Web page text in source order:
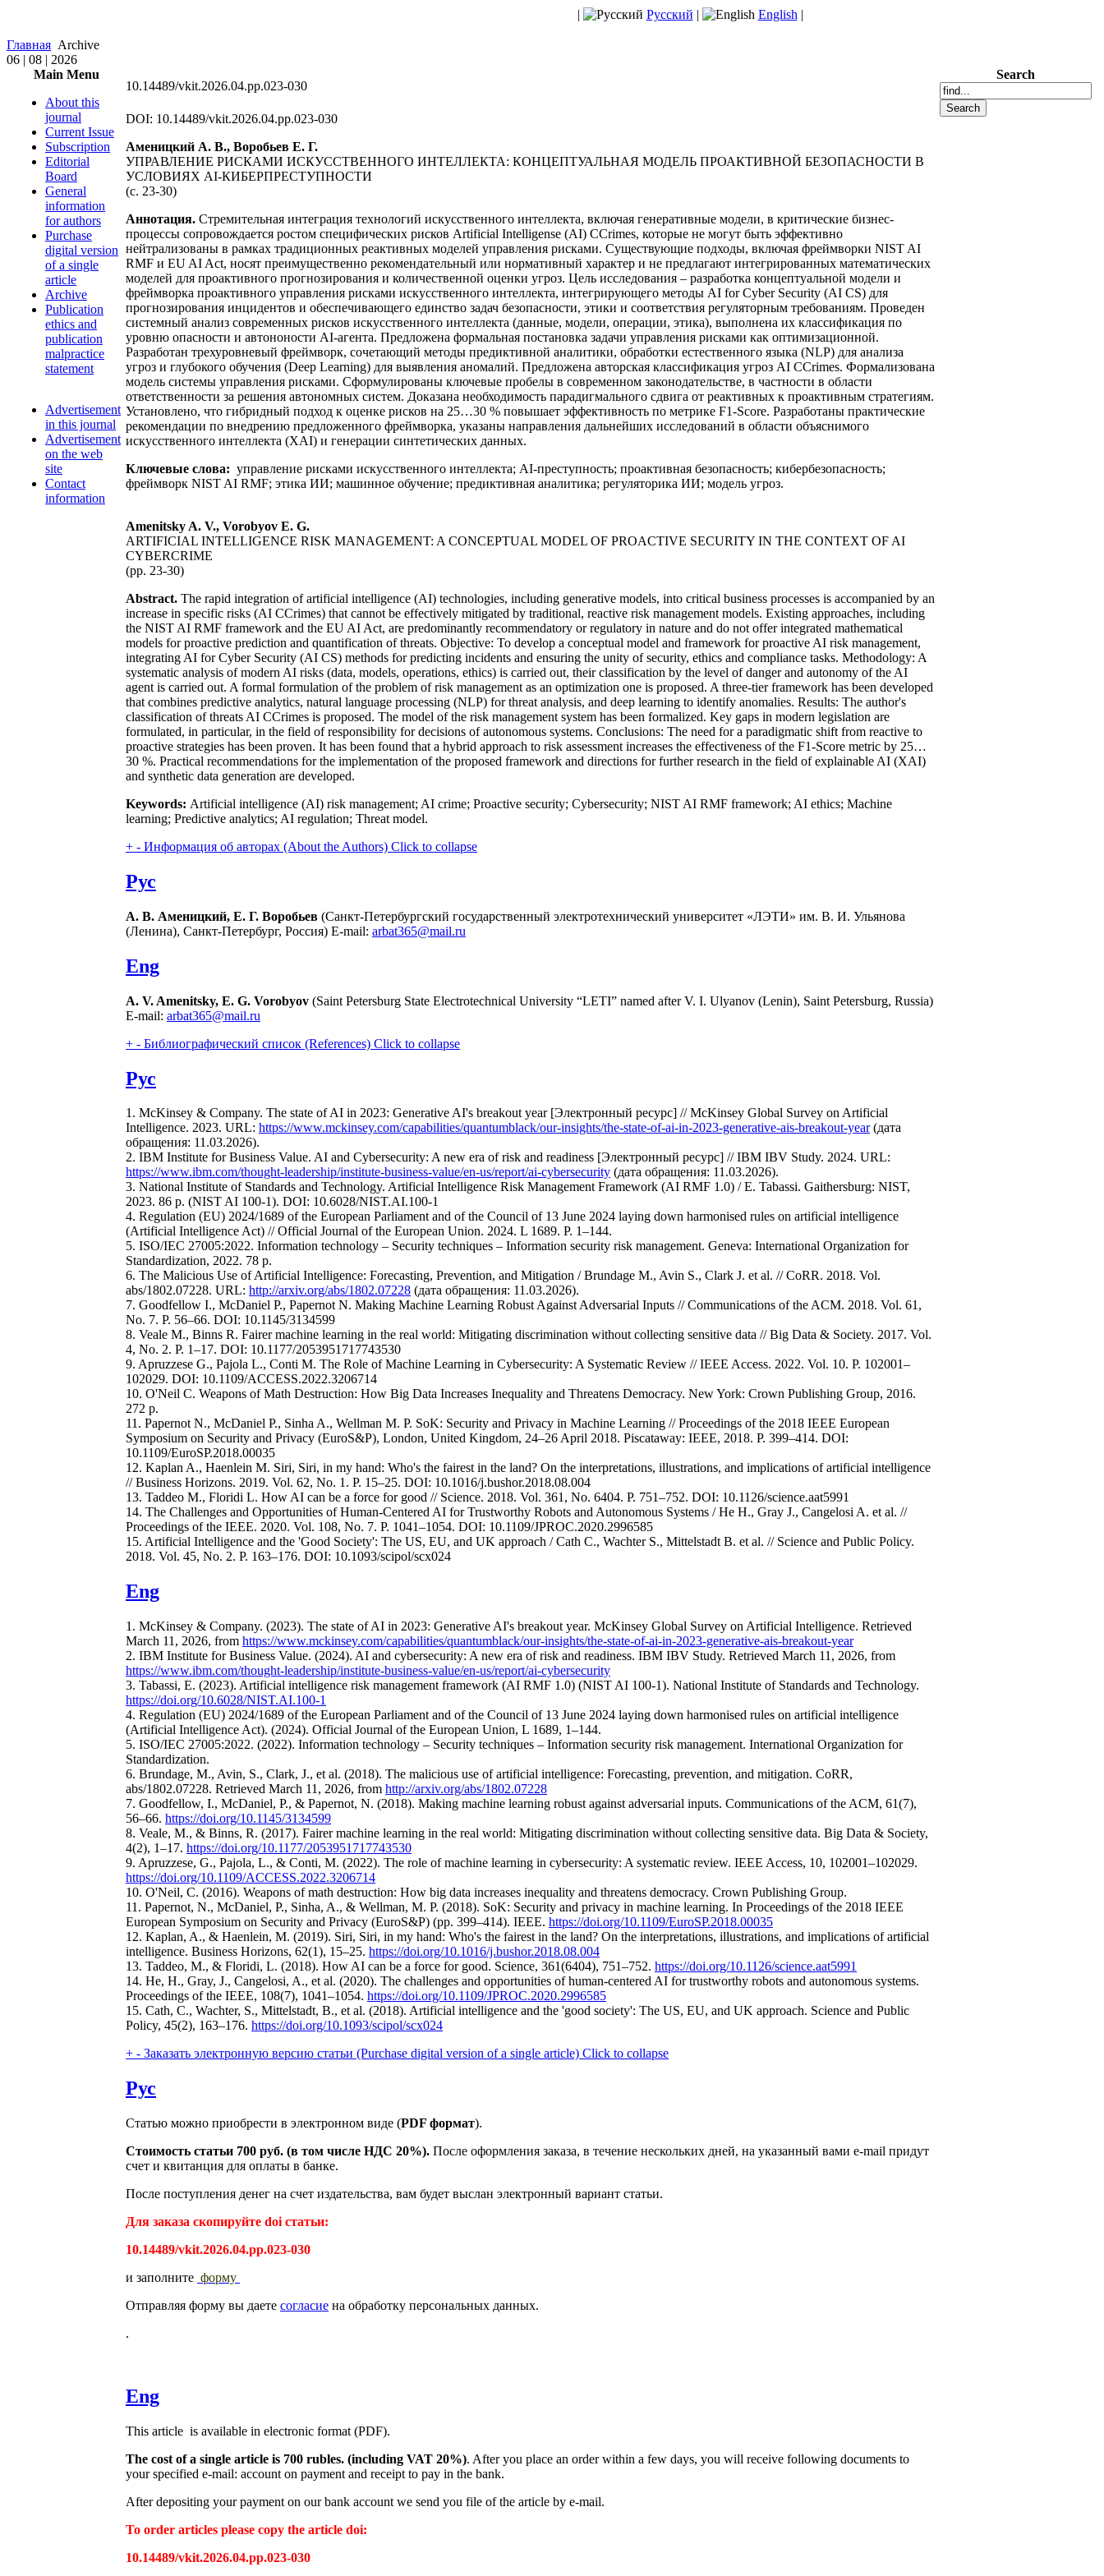
| Русский | English |
Главная Archive
06 | 08 | 2026
Main Menu
About this
journal
Current Issue
Subscription
Editorial
Board
General
information
for authors
Purchase
digital version
of a single
article
Archive
Publication
ethics and
publication
malpractice
statement
Advertisement
in this journal
Advertisement
on the web
site
Contact
information
10.14489/vkit.2026.04.pp.023-030
DOI: 10.14489/vkit.2026.04.pp.023-030
Аменицкий А. В., Воробьев Е. Г.
УПРАВЛЕНИЕ РИСКАМИ ИСКУССТВЕННОГО ИНТЕЛЛЕКТА: КОНЦЕПТУАЛЬНАЯ МОДЕЛЬ ПРОАКТИВНОЙ БЕЗОПАСНОСТИ В
УСЛОВИЯХ AI-КИБЕРПРЕСТУПНОСТИ
(c. 23-30)
Аннотация. Стремительная интеграция технологий искусственного интеллекта, включая генеративные модели, в критические бизнес-
процессы сопровождается ростом специфических рисков Artificial Intelligense (AI) CCrimes, которые не могут быть эффективно
нейтрализованы в рамках традиционных реактивных моделей управления рисками. Существующие подходы, включая фреймворки NIST AI
RMF и EU AI Act, носят преимущественно рекомендательный или нормативный характер и не предлагают интегрированных математических
моделей для проактивного прогнозирования и количественной оценки угроз. Цель исследования – разработка концептуальной модели и
фреймворка проактивного управления рисками искусственного интеллекта, интегрирующего методы AI for Cyber Security (AI CS) для
прогнозирования инцидентов и обеспечивающего единство задач безопасности, этики и соответствия регуляторным требованиям. Проведен
системный анализ современных рисков искусственного интеллекта (данные, модели, операции, этика), выполнена их классификация по
уровню опасности и автононости AI-агента. Предложена формальная постановка задачи управления рисками как оптимизационной.
Разработан трехуровневый фреймворк, сочетающий методы предиктивной аналитики, обработки естественного языка (NLP) для анализа
угроз и глубокого обучения (Deep Learning) для выявления аномалий. Предложена авторская классификация угроз AI CCrimes. Формализована
модель системы управления рисками. Сформулированы ключевые пробелы в современном законодательстве, в частности в области
ответственности за решения автономных систем. Доказана необходимость парадигмального сдвига от реактивных к проактивным стратегиям.
Установлено, что гибридный подход к оценке рисков на 25…30 % повышает эффективность по метрике F1-Score. Разработаны практические
рекомендации по внедрению предложенного фреймворка, указаны направления дальнейших исследований в области объяснимого
искусственного интеллекта (XAI) и генерации синтетических данных.
Ключевые слова: управление рисками искусственного интеллекта; AI-преступность; проактивная безопасность; кибербезопасность;
фреймворк NIST AI RMF; этика ИИ; машинное обучение; предиктивная аналитика; регуляторика ИИ; модель угроз.
Amenitsky A. V., Vorobyov E. G.
ARTIFICIAL INTELLIGENCE RISK MANAGEMENT: A CONCEPTUAL MODEL OF PROACTIVE SECURITY IN THE CONTEXT OF AI
CYBERCRIME
(pp. 23-30)
Abstract. The rapid integration of artificial intelligence (AI) technologies, including generative models, into critical business processes is accompanied by an
increase in specific risks (AI CCrimes) that cannot be effectively mitigated by traditional, reactive risk management models. Existing approaches, including
the NIST AI RMF framework and the EU AI Act, are predominantly recommendatory or regulatory in nature and do not offer integrated mathematical
models for proactive prediction and quantification of threats. Objective: To develop a conceptual model and framework for proactive AI risk management,
integrating AI for Cyber Security (AI CS) methods for predicting incidents and ensuring the unity of security, ethics and compliance tasks. Methodology: A
systematic analysis of modern AI risks (data, models, operations, ethics) is carried out, their classification by the level of danger and autonomy of the AI
agent is carried out. A formal formulation of the problem of risk management as an optimization one is proposed. A three-tier framework has been developed
that combines predictive analytics, natural language processing (NLP) for threat analysis, and deep learning to identify anomalies. Results: The author's
classification of threats AI CCrimes is proposed. The model of the risk management system has been formalized. Key gaps in modern legislation are
formulated, in particular, in the field of responsibility for decisions of autonomous systems. Conclusions: The need for a paradigmatic shift from reactive to
proactive strategies has been proven. It has been found that a hybrid approach to risk assessment increases the effectiveness of the F1-Score metric by 25…
30 %. Practical recommendations for the implementation of the proposed framework and directions for further research in the field of explainable AI (XAI)
and synthetic data generation are developed.
Keywords: Artificial intelligence (AI) risk management; AI crime; Proactive security; Cybersecurity; NIST AI RMF framework; AI ethics; Machine
learning; Predictive analytics; AI regulation; Threat model.
+ - Информация об авторах (About the Authors) Click to collapse
Рус
А. В. Аменицкий, Е. Г. Воробьев (Санкт-Петербургский государственный электротехнический университет «ЛЭТИ» им. В. И. Ульянова
(Ленина), Санкт-Петербург, Россия) E-mail: arbat365@mail.ru
Eng
A. V. Amenitsky, E. G. Vorobyov (Saint Petersburg State Electrotechnical University “LETI” named after V. I. Ulyanov (Lenin), Saint Petersburg, Russia)
E-mail: arbat365@mail.ru
+ - Библиографический список (References) Click to collapse
Рус
1. McKinsey & Company. The state of AI in 2023: Generative AI's breakout year [Электронный ресурс] // McKinsey Global Survey on Artificial
Intelligence. 2023. URL: https://www.mckinsey.com/capabilities/quantumblack/our-insights/the-state-of-ai-in-2023-generative-ais-breakout-year(дата
обращения: 11.03.2026).
2. IBM Institute for Business Value. AI and Cybersecurity: A new era of risk and readiness [Электронный ресурс] // IBM IBV Study. 2024. URL:
https://www.ibm.com/thought-leadership/institute-business-value/en-us/report/ai-cybersecurity (дата обращения: 11.03.2026).
3. National Institute of Standards and Technology. Artificial Intelligence Risk Management Framework (AI RMF 1.0) / E. Tabassi. Gaithersburg: NIST,
2023. 86 p. (NIST AI 100-1). DOI: 10.6028/NIST.AI.100-1
4. Regulation (EU) 2024/1689 of the European Parliament and of the Council of 13 June 2024 laying down harmonised rules on artificial intelligence
(Artificial Intelligence Act) // Official Journal of the European Union. 2024. L 1689. P. 1–144.
5. ISO/IEC 27005:2022. Information technology – Security techniques – Information security risk management. Geneva: International Organization for
Standardization, 2022. 78 p.
6. The Malicious Use of Artificial Intelligence: Forecasting, Prevention, and Mitigation / Brundage M., Avin S., Clark J. et al. // CoRR. 2018. Vol.
abs/1802.07228. URL: http://arxiv.org/abs/1802.07228 (дата обращения: 11.03.2026).
7. Goodfellow I., McDaniel P., Papernot N. Making Machine Learning Robust Against Adversarial Inputs // Communications of the ACM. 2018. Vol. 61,
No. 7. P. 56–66. DOI: 10.1145/3134599
8. Veale M., Binns R. Fairer machine learning in the real world: Mitigating discrimination without collecting sensitive data // Big Data & Society. 2017. Vol.
4, No. 2. P. 1–17. DOI: 10.1177/2053951717743530
9. Apruzzese G., Pajola L., Conti M. The Role of Machine Learning in Cybersecurity: A Systematic Review // IEEE Access. 2022. Vol. 10. P. 102001–
102029. DOI: 10.1109/ACCESS.2022.3206714
10. O'Neil C. Weapons of Math Destruction: How Big Data Increases Inequality and Threatens Democracy. New York: Crown Publishing Group, 2016.
272 p.
11. Papernot N., McDaniel P., Sinha A., Wellman M. P. SoK: Security and Privacy in Machine Learning // Proceedings of the 2018 IEEE European
Symposium on Security and Privacy (EuroS&P), London, United Kingdom, 24–26 April 2018. Piscataway: IEEE, 2018. P. 399–414. DOI:
10.1109/EuroSP.2018.00035
12. Kaplan A., Haenlein M. Siri, Siri, in my hand: Who's the fairest in the land? On the interpretations, illustrations, and implications of artificial intelligence
// Business Horizons. 2019. Vol. 62, No. 1. P. 15–25. DOI: 10.1016/j.bushor.2018.08.004
13. Taddeo M., Floridi L. How AI can be a force for good // Science. 2018. Vol. 361, No. 6404. P. 751–752. DOI: 10.1126/science.aat5991
14. The Challenges and Opportunities of Human-Centered AI for Trustworthy Robots and Autonomous Systems / He H., Gray J., Cangelosi A. et al. //
Proceedings of the IEEE. 2020. Vol. 108, No. 7. P. 1041–1054. DOI: 10.1109/JPROC.2020.2996585
15. Artificial Intelligence and the 'Good Society': The US, EU, and UK approach / Cath C., Wachter S., Mittelstadt B. et al. // Science and Public Policy.
2018. Vol. 45, No. 2. P. 163–176. DOI: 10.1093/scipol/scx024
Eng
1. McKinsey & Company. (2023). The state of AI in 2023: Generative AI's breakout year. McKinsey Global Survey on Artificial Intelligence. Retrieved
March 11, 2026, from https://www.mckinsey.com/capabilities/quantumblack/our-insights/the-state-of-ai-in-2023-generative-ais-breakout-year
2. IBM Institute for Business Value. (2024). AI and cybersecurity: A new era of risk and readiness. IBM IBV Study. Retrieved March 11, 2026, from
https://www.ibm.com/thought-leadership/institute-business-value/en-us/report/ai-cybersecurity
3. Tabassi, E. (2023). Artificial intelligence risk management framework (AI RMF 1.0) (NIST AI 100-1). National Institute of Standards and Technology.
https://doi.org/10.6028/NIST.AI.100-1
4. Regulation (EU) 2024/1689 of the European Parliament and of the Council of 13 June 2024 laying down harmonised rules on artificial intelligence
(Artificial Intelligence Act). (2024). Official Journal of the European Union, L 1689, 1–144.
5. ISO/IEC 27005:2022. (2022). Information technology – Security techniques – Information security risk management. International Organization for
Standardization.
6. Brundage, M., Avin, S., Clark, J., et al. (2018). The malicious use of artificial intelligence: Forecasting, prevention, and mitigation. CoRR,
abs/1802.07228. Retrieved March 11, 2026, from http://arxiv.org/abs/1802.07228
7. Goodfellow, I., McDaniel, P., & Papernot, N. (2018). Making machine learning robust against adversarial inputs. Communications of the ACM, 61(7),
56–66. https://doi.org/10.1145/3134599
8. Veale, M., & Binns, R. (2017). Fairer machine learning in the real world: Mitigating discrimination without collecting sensitive data. Big Data & Society,
4(2), 1–17. https://doi.org/10.1177/2053951717743530
9. Apruzzese, G., Pajola, L., & Conti, M. (2022). The role of machine learning in cybersecurity: A systematic review. IEEE Access, 10, 102001–102029.
https://doi.org/10.1109/ACCESS.2022.3206714
10. O'Neil, C. (2016). Weapons of math destruction: How big data increases inequality and threatens democracy. Crown Publishing Group.
11. Papernot, N., McDaniel, P., Sinha, A., & Wellman, M. P. (2018). SoK: Security and privacy in machine learning. In Proceedings of the 2018 IEEE
European Symposium on Security and Privacy (EuroS&P) (pp. 399–414). IEEE. https://doi.org/10.1109/EuroSP.2018.00035
12. Kaplan, A., & Haenlein, M. (2019). Siri, Siri, in my hand: Who's the fairest in the land? On the interpretations, illustrations, and implications of artificial
intelligence. Business Horizons, 62(1), 15–25. https://doi.org/10.1016/j.bushor.2018.08.004
13. Taddeo, M., & Floridi, L. (2018). How AI can be a force for good. Science, 361(6404), 751–752. https://doi.org/10.1126/science.aat5991
14. He, H., Gray, J., Cangelosi, A., et al. (2020). The challenges and opportunities of human-centered AI for trustworthy robots and autonomous systems.
Proceedings of the IEEE, 108(7), 1041–1054. https://doi.org/10.1109/JPROC.2020.2996585
15. Cath, C., Wachter, S., Mittelstadt, B., et al. (2018). Artificial intelligence and the 'good society': The US, EU, and UK approach. Science and Public
Policy, 45(2), 163–176. https://doi.org/10.1093/scipol/scx024
+ - Заказать электронную версию статьи (Purchase digital version of a single article) Click to collapse
Рус
Статью можно приобрести в электронном виде (PDF формат).
Стоимость статьи 700 руб. (в том числе НДС 20%). После оформления заказа, в течение нескольких дней, на указанный вами e-mail придут
счет и квитанция для оплаты в банке.
После поступления денег на счет издательства, вам будет выслан электронный вариант статьи.
Для заказа скопируйте doi статьи:
10.14489/vkit.2026.04.pp.023-030
и заполните форму
Отправляя форму вы даете согласие на обработку персональных данных.
.
Eng
This article is available in electronic format (PDF).
The cost of a single article is 700 rubles. (including VAT 20%). After you place an order within a few days, you will receive following documents to
your specified e-mail: account on payment and receipt to pay in the bank.
After depositing your payment on our bank account we send you file of the article by e-mail.
To order articles please copy the article doi:
10.14489/vkit.2026.04.pp.023-030
Search